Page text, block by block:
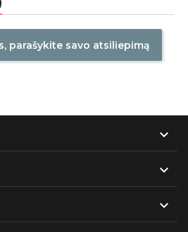
parašykite savo atsiliepimą


